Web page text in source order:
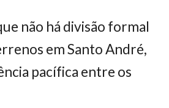
não há divisão formal
em Santo André,
pacífica entre os